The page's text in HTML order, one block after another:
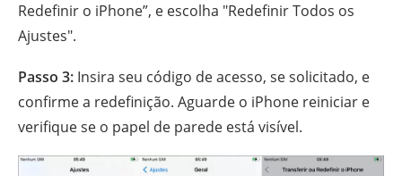
Redefinir o iPhone”, e escolha "Redefinir Todos os
Ajustes".
Passo 3: Insira seu código de acesso, se solicitado, e
confirme a redefinição. Aguarde o iPhone reiniciar e
verifique se o papel de parede está visível.